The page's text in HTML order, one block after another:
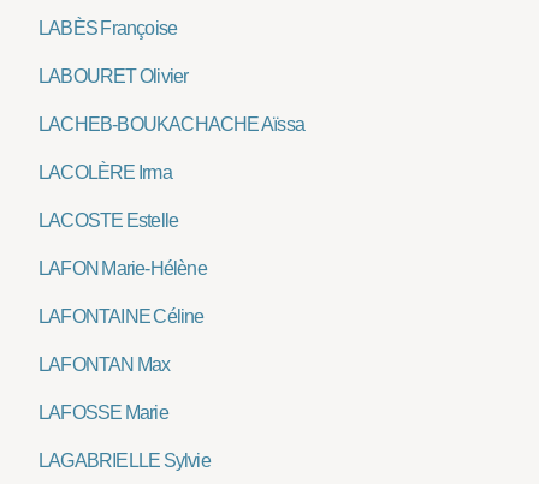
LABÈS Françoise
LABOURET Olivier
LACHEB-BOUKACHACHE Aïssa
LACOLÈRE Irma
LACOSTE Estelle
LAFON Marie-Hélène
LAFONTAINE Céline
LAFONTAN Max
LAFOSSE Marie
LAGABRIELLE Sylvie